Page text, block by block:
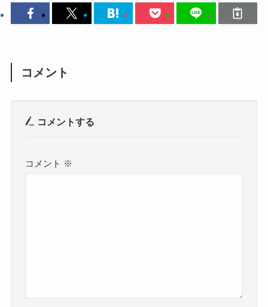
コメント
コメントする
コメント ※